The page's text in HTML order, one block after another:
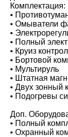
Комплектация:
•
• Омыватели
•
• Полный
• Круиз
• Бортовой
• Мультируль
• Штатная
• Двух зонный
• Подогревы
Доп.
• Полный
• Охранный